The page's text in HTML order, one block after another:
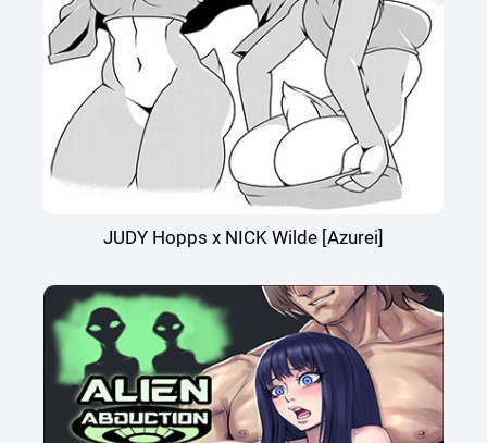
JUDY Hopps x NICK Wilde [Azurei]